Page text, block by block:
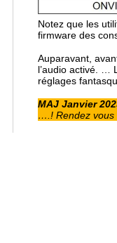
Notez que les
firmware des
Auparavant,
l’audio activé. …
réglages
MAJ Janvier
….! Rendez vous